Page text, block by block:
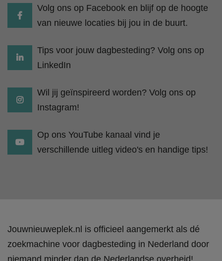
Volg ons op Facebook en blijf op de hoogte
van nieuwe locaties bij jou in de buurt.
Tips voor jouw dagbesteding? Volg ons op
LinkedIn
Wil jij geïnspireerd worden? Volg ons op
Instagram!
Op ons YouTube kanaal vind je
verschillende uitleg video's en handige tips!
Jouwnieuweplek.nl is officieel aangemerkt als dé
zoekmachine voor dagbesteding in Nederland door
niemand minder dan de Nederlandse overheid!